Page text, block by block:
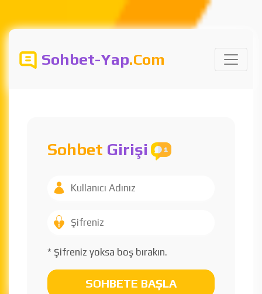
Sohbet-Yap.Com
Sohbet Girişi
* Şifreniz yoksa boş bırakın.
SOHBETE BAŞLA